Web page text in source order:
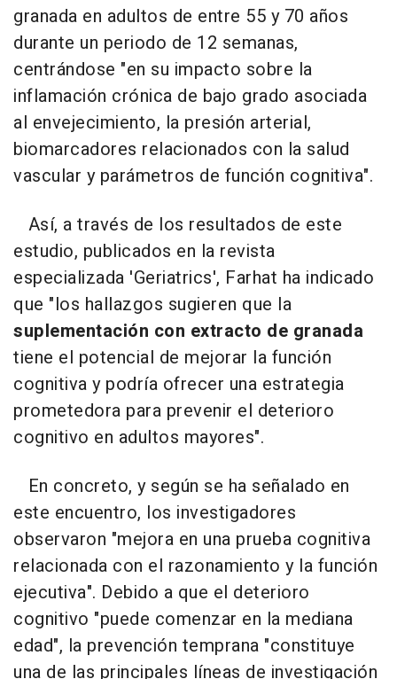
granada en adultos de entre 55 y 70 años
durante un periodo de 12 semanas,
centrándose "en su impacto sobre la
inflamación crónica de bajo grado asociada
al envejecimiento, la presión arterial,
biomarcadores relacionados con la salud
vascular y parámetros de función cognitiva".
Así, a través de los resultados de este
estudio, publicados en la revista
especializada 'Geriatrics', Farhat ha indicado
que "los hallazgos sugieren que la
suplementación con extracto de granada
tiene el potencial de mejorar la función
cognitiva y podría ofrecer una estrategia
prometedora para prevenir el deterioro
cognitivo en adultos mayores".
En concreto, y según se ha señalado en
este encuentro, los investigadores
observaron "mejora en una prueba cognitiva
relacionada con el razonamiento y la función
ejecutiva". Debido a que el deterioro
cognitivo "puede comenzar en la mediana
edad", la prevención temprana "constituye
una de las principales líneas de investigación